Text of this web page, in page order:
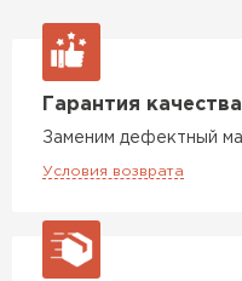
Гарантия качества
Заменим дефектный
Условия возврата